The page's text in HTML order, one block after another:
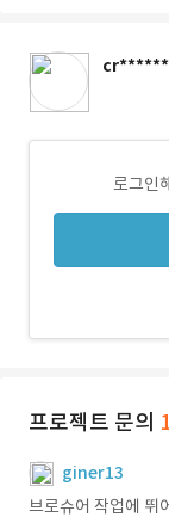
cr******
로그인
프로젝트 문의
giner13
브로슈어 작업에 뛰